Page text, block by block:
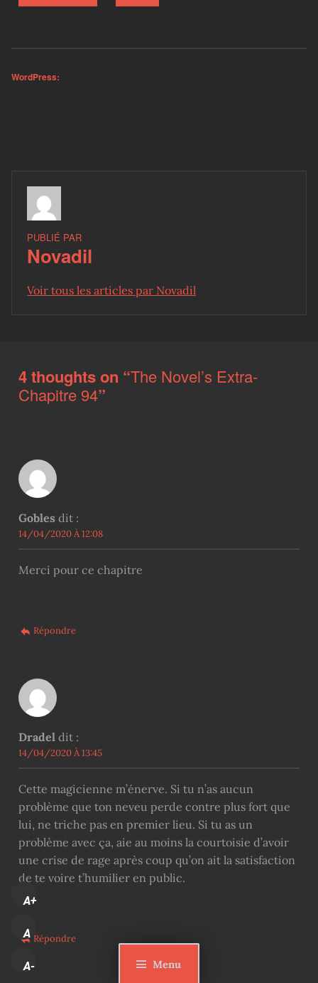
Menu
WordPress:
PUBLIÉ PAR
Novadil
Voir tous les articles par Novadil
4 thoughts on “The Novel’s Extra-
Chapitre 94”
Gobles dit :
14/04/2020 À 12:08
Merci pour ce chapitre
Répondre
Dradel dit :
14/04/2020 À 13:45
Cette magicienne m’énerve. Si tu n’as aucun
problème que ton neveu perde contre plus fort que
lui, ne triche pas en premier lieu. Si tu as un
problème avec ça, aie au moins la courtoisie d’avoir
une crise de rage après coup qu’on ait la satisfaction
de te voire t’humilier en public.
Répondre
A+
A
A-